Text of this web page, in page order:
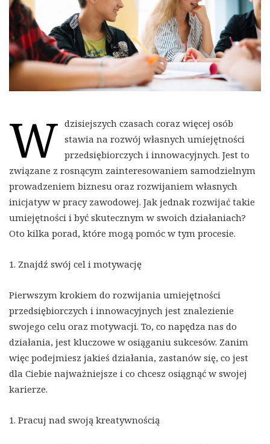
W dzisiejszych czasach coraz więcej osób
stawia na rozwój własnych umiejętności
przedsiębiorczych i innowacyjnych. Jest to
związane z rosnącym zainteresowaniem samodzielnym
prowadzeniem biznesu oraz rozwijaniem własnych
inicjatyw w pracy zawodowej. Jak jednak rozwijać takie
umiejętności i być skutecznym w swoich działaniach?
Oto kilka porad, które mogą pomóc w tym procesie.
1. Znajdź swój cel i motywację
Pierwszym krokiem do rozwijania umiejętności
przedsiębiorczych i innowacyjnych jest znalezienie
swojego celu oraz motywacji. To, co napędza nas do
działania, jest kluczowe w osiąganiu sukcesów. Zanim
więc podejmiesz jakieś działania, zastanów się, co jest
dla Ciebie najważniejsze i co chcesz osiągnąć w swojej
karierze.
1. Pracuj nad swoją kreatywnością